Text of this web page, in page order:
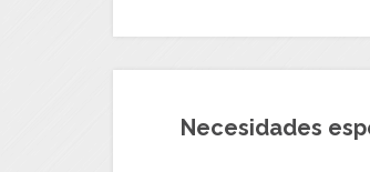
Necesidades